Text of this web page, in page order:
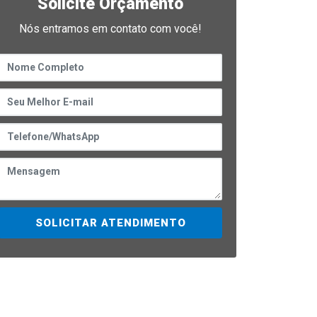
Solicite Orçamento
Nós entramos em contato com você!
SOLICITAR ATENDIMENTO